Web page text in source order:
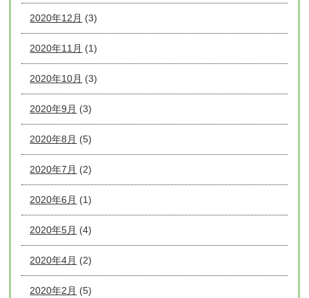
2020年12月 (3)
2020年11月 (1)
2020年10月 (3)
2020年9月 (3)
2020年8月 (5)
2020年7月 (2)
2020年6月 (1)
2020年5月 (4)
2020年4月 (2)
2020年2月 (5)